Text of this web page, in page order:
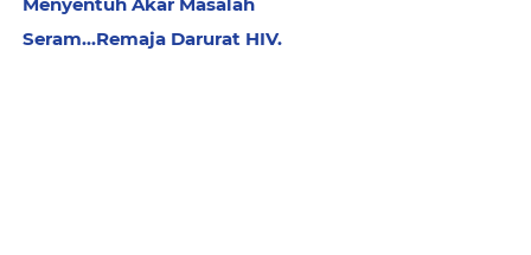
Seram...Remaja Darurat HIV.